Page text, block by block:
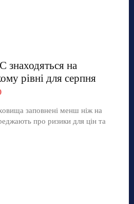
знаходяться на
рівні для серпня
заповнені менш ніж на
про ризики для цін та